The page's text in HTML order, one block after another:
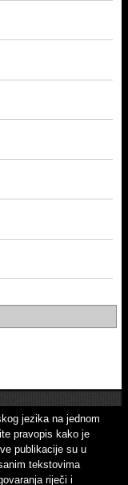
jezika na jednom
pravopis kako je
publikacije su u
tekstovima
riječi i